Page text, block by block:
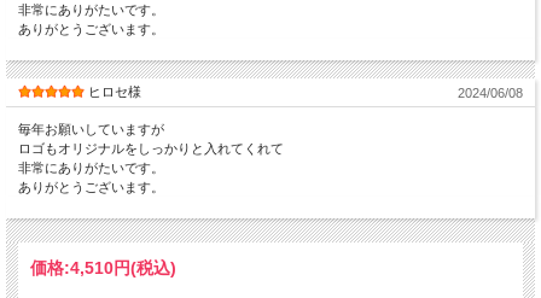
非常にありがたいです。
ありがとうございます。
ヒロセ様 2024/06/08
毎年お願いしていますが
ロゴもオリジナルをしっかりと入れてくれて
非常にありがたいです。
ありがとうございます。
価格:4,510円(税込)